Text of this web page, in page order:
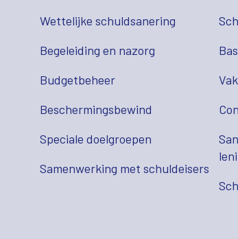
Wettelijke schuldsanering
Begeleiding en nazorg
Budgetbeheer
Beschermingsbewind
Speciale doelgroepen
Samenwerking met schuldeisers